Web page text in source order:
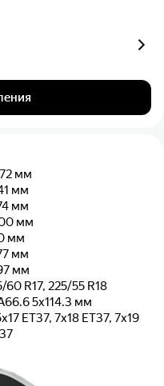
мм
мм
мм
мм
мм
мм
мм
60 R17, 225/55 R18
5x114.3 мм
ET37, 7x18 ET37, 7x19